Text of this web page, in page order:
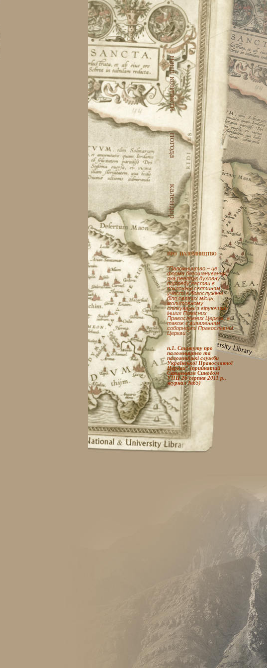
наші контакти
погода
календар
ПРО ПАЛОМНИЦТВО
"Паломництво – це
форма богошанування,
яка реалізує духовну
потребу пастви в
поклонінні святиням,
участі в богослужінні
біля святих місць,
молитовному
спілкуванні з віруючими
інших Помісних
Православних Церков, а
також є виявленням
соборності Православної
Церкви."
п.1. Статуту про
паломництво та
паломницькі служби
Української Православної
Церкви" (прийнятий
Священним Синодом
УПЦ 26 серпня 2011 р.,
журнал №65)